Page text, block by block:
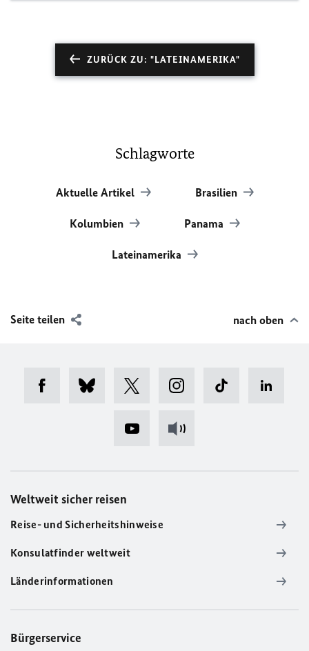
ZURÜCK ZU: "LATEINAMERIKA"
Schlagworte
Aktuelle Artikel Brasilien
Kolumbien Panama
Lateinamerika
Seite teilen nach oben
Weltweit sicher reisen
Reise- und Sicherheitshinweise
Konsulatfinder weltweit
Länderinformationen
Bürgerservice